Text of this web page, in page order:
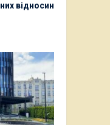
відносин